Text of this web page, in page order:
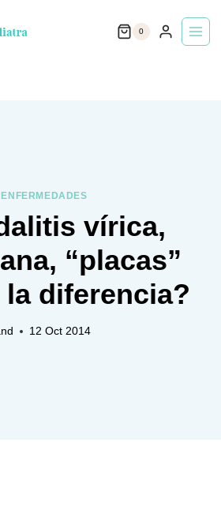
0
ENFERMEDADES
vírica,
“placas”
la diferencia?
12 Oct 2014